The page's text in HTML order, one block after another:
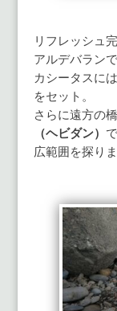
リフレッシュ
アルデバラン
カシータスには
をセット。
さらに遠方の
（ヘビダン）
広範囲を探りま